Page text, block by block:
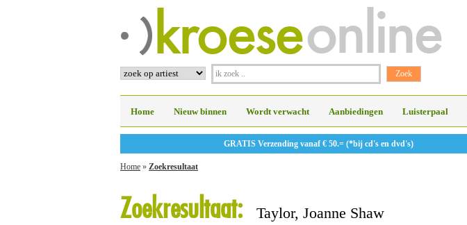
Home Nieuw binnen Wordt verwacht Aanbiedingen Luisterpaal
GRATIS Verzending vanaf € 50.= (*bij cd's en dvd's)
Home » Zoekresultaat
Zoekresultaat: Taylor, Joanne Shaw